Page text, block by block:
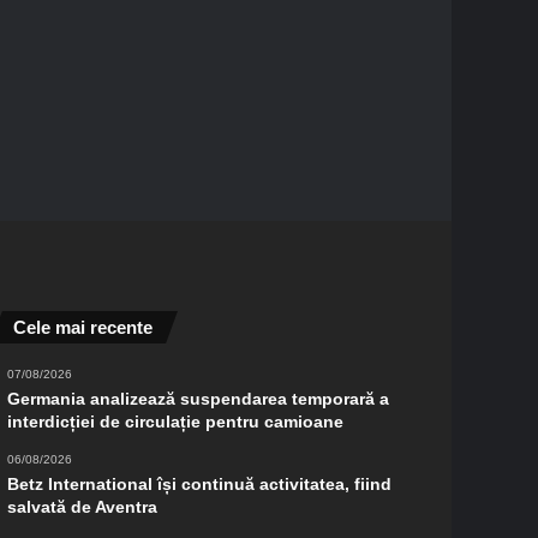
Cele mai recente
07/08/2026
Germania analizează suspendarea temporară a
interdicției de circulație pentru camioane
06/08/2026
Betz International își continuă activitatea, fiind
salvată de Aventra